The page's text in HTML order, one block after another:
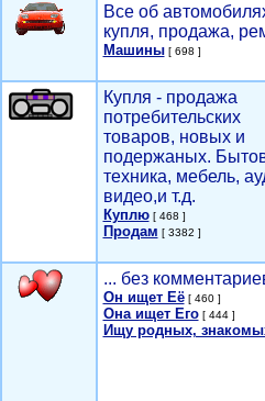
Все об
купля, продажа,
Машины[ 698 ]
Купля - продажа
потребительских
товаров, новых и
подержаных.
техника, мебель,
видео,и т.д.
Куплю[ 468 ]
Продам [ 3382 ]
... без
Он ищет Её[ 460 ]
Она ищет Его[ 444 ]
Ищу родных,